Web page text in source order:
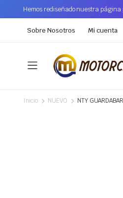
Hemos rediseñado nuestra
Sobre Nosotros Mi cuenta
Inicio NUEVO NTY